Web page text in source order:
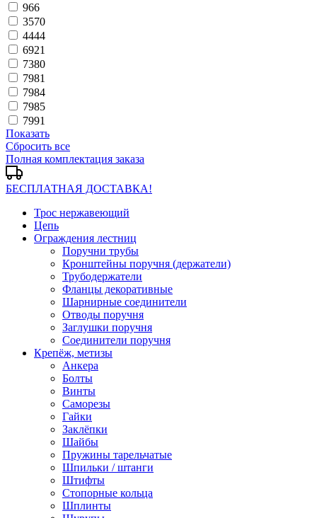
966
3570
4444
6921
7380
7981
7984
7985
7991
Показать
Сбросить все
Полная комплектация заказа
БЕСПЛАТНАЯ ДОСТАВКА!
Трос нержавеющий
Цепь
Ограждения лестниц
Поручни трубы
Кронштейны поручня (держатели)
Трубодержатели
Фланцы декоративные
Шарнирные соединители
Отводы поручня
Заглушки поручня
Соединители поручня
Крепёж, метизы
Анкера
Болты
Винты
Саморезы
Гайки
Заклёпки
Шайбы
Пружины тарельчатые
Шпильки / штанги
Штифты
Стопорные кольца
Шплинты